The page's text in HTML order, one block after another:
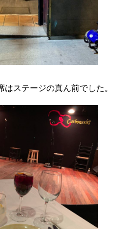
ステージの真ん前でした。